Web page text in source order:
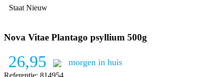
Staat Nieuw
Nova Vitae Plantago psyllium 500g
26,95 morgen in huis
Referentie: 814954